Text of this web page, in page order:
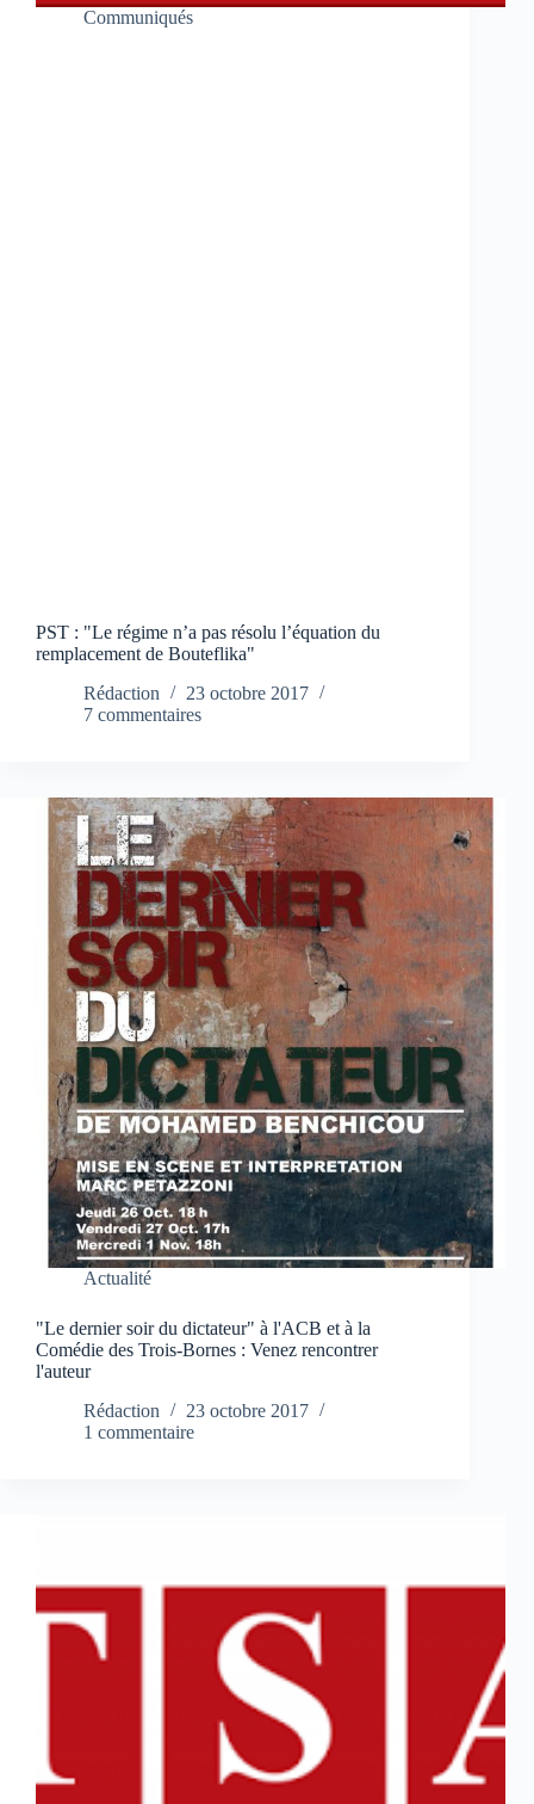
Communiqués
PST : "Le régime n’a pas résolu l’équation du
remplacement de Bouteflika"
Rédaction
23 octobre 2017
7 commentaires
Actualité
"Le dernier soir du dictateur" à l'ACB et à la
Comédie des Trois-Bornes : Venez rencontrer
l'auteur
Rédaction
23 octobre 2017
1 commentaire